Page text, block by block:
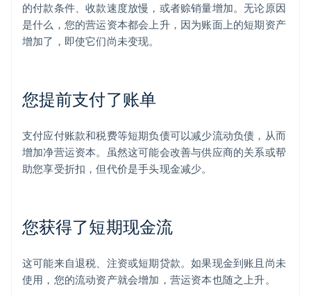
的付款条件、收款速度放慢，或者赊销量增加。无论原因
是什么，您的营运资本都会上升，因为账面上的短期资产
增加了，即使它们尚未变现。
您提前支付了账单
支付应付账款和税费等短期负债可以减少流动负债，从而
增加净营运资本。虽然这可能会改善与供应商的关系或帮
助您享受折扣，但代价是手头现金减少。
您获得了短期现金流
这可能来自退税、注资或短期贷款。如果现金到账且尚未
使用，您的流动资产就会增加，营运资本也随之上升。